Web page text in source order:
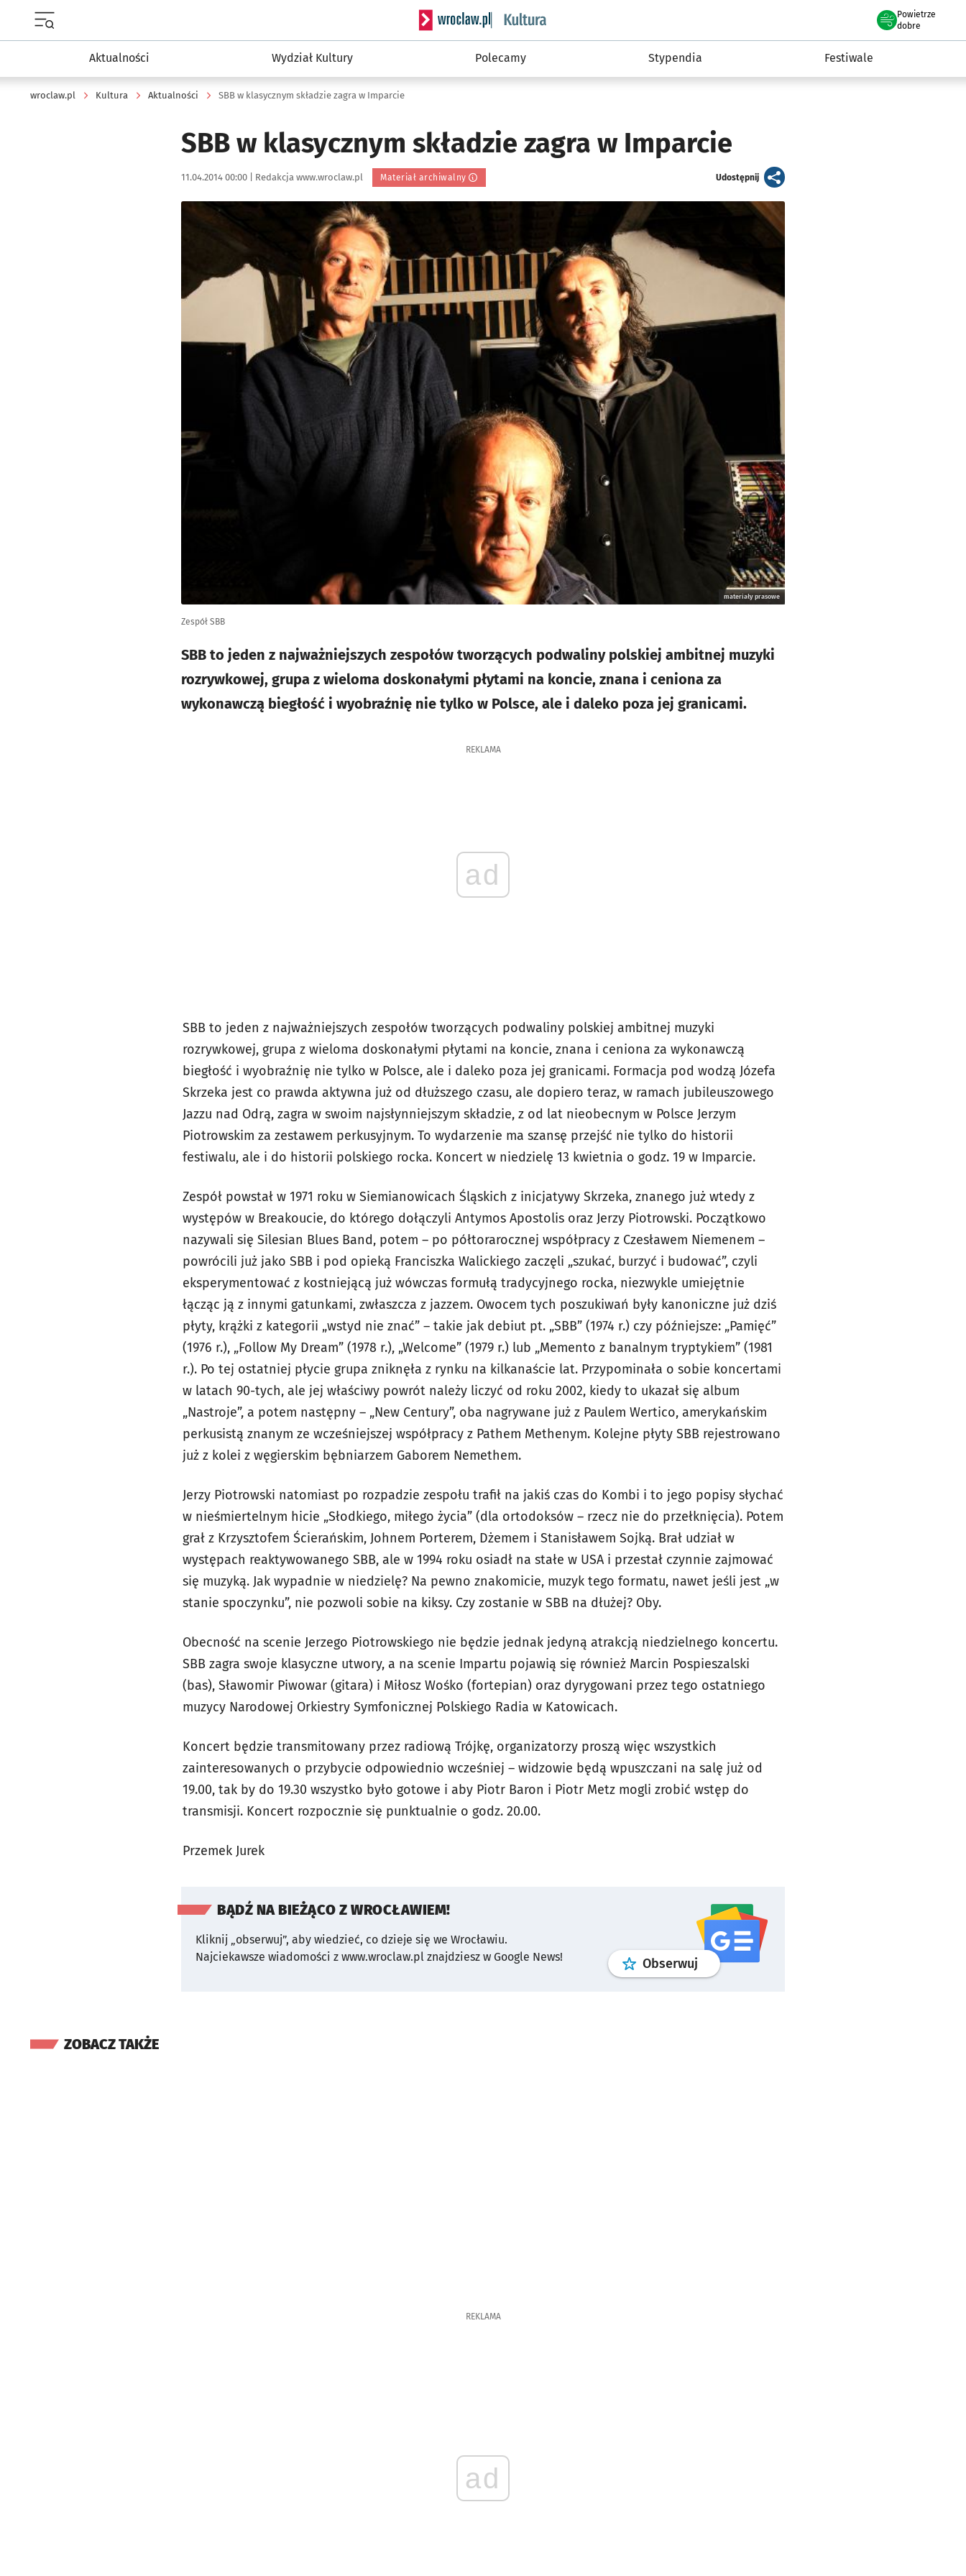
Serwis informacyjny wroclaw.pl podserwis: Kultura
Powietrze
we Wrocławiu
dobre
Aktualności Wydział Kultury Polecamy Stypendia Festiwale
wroclaw.pl Kultura Aktualności SBB w klasycznym składzie zagra w Imparcie
SBB w klasycznym składzie zagra w Imparcie
Data publikacji:
11.04.2014 00:00 | Autor:
Redakcja www.wroclaw.pl Materiał archiwalny Udostępnijartykuł
Kliknij, aby powiększyć
materiały prasowe
Zespół SBB
SBB to jeden z najważniejszych zespołów tworzących podwaliny polskiej ambitnej muzyki
rozrywkowej, grupa z wieloma doskonałymi płytami na koncie, znana i ceniona za
wykonawczą biegłość i wyobraźnię nie tylko w Polsce, ale i daleko poza jej granicami.
REKLAMA
ad
SBB to jeden z najważniejszych zespołów tworzących podwaliny polskiej ambitnej muzyki
rozrywkowej, grupa z wieloma doskonałymi płytami na koncie, znana i ceniona za wykonawczą
biegłość i wyobraźnię nie tylko w Polsce, ale i daleko poza jej granicami. Formacja pod wodzą Józefa
Skrzeka jest co prawda aktywna już od dłuższego czasu, ale dopiero teraz, w ramach jubileuszowego
Jazzu nad Odrą, zagra w swoim najsłynniejszym składzie, z od lat nieobecnym w Polsce Jerzym
Piotrowskim za zestawem perkusyjnym. To wydarzenie ma szansę przejść nie tylko do historii
festiwalu, ale i do historii polskiego rocka. Koncert w niedzielę 13 kwietnia o godz. 19 w Imparcie.
Zespół powstał w 1971 roku w Siemianowicach Śląskich z inicjatywy Skrzeka, znanego już wtedy z
występów w Breakoucie, do którego dołączyli Antymos Apostolis oraz Jerzy Piotrowski. Początkowo
nazywali się Silesian Blues Band, potem – po półtorarocznej współpracy z Czesławem Niemenem –
powrócili już jako SBB i pod opieką Franciszka Walickiego zaczęli „szukać, burzyć i budować”, czyli
eksperymentować z kostniejącą już wówczas formułą tradycyjnego rocka, niezwykle umiejętnie
łącząc ją z innymi gatunkami, zwłaszcza z jazzem. Owocem tych poszukiwań były kanoniczne już dziś
płyty, krążki z kategorii „wstyd nie znać” – takie jak debiut pt. „SBB” (1974 r.) czy późniejsze: „Pamięć”
(1976 r.), „Follow My Dream” (1978 r.), „Welcome” (1979 r.) lub „Memento z banalnym tryptykiem” (1981
r.). Po tej ostatniej płycie grupa zniknęła z rynku na kilkanaście lat. Przypominała o sobie koncertami
w latach 90-tych, ale jej właściwy powrót należy liczyć od roku 2002, kiedy to ukazał się album
„Nastroje”, a potem następny – „New Century”, oba nagrywane już z Paulem Wertico, amerykańskim
perkusistą znanym ze wcześniejszej współpracy z Pathem Methenym. Kolejne płyty SBB rejestrowano
już z kolei z węgierskim bębniarzem Gaborem Nemethem.
Jerzy Piotrowski natomiast po rozpadzie zespołu trafił na jakiś czas do Kombi i to jego popisy słychać
w nieśmiertelnym hicie „Słodkiego, miłego życia” (dla ortodoksów – rzecz nie do przełknięcia). Potem
grał z Krzysztofem Ścierańskim, Johnem Porterem, Dżemem i Stanisławem Sojką. Brał udział w
występach reaktywowanego SBB, ale w 1994 roku osiadł na stałe w USA i przestał czynnie zajmować
się muzyką. Jak wypadnie w niedzielę? Na pewno znakomicie, muzyk tego formatu, nawet jeśli jest „w
stanie spoczynku”, nie pozwoli sobie na kiksy. Czy zostanie w SBB na dłużej? Oby.
Obecność na scenie Jerzego Piotrowskiego nie będzie jednak jedyną atrakcją niedzielnego koncertu.
SBB zagra swoje klasyczne utwory, a na scenie Impartu pojawią się również Marcin Pospieszalski
(bas), Sławomir Piwowar (gitara) i Miłosz Wośko (fortepian) oraz dyrygowani przez tego ostatniego
muzycy Narodowej Orkiestry Symfonicznej Polskiego Radia w Katowicach.
Koncert będzie transmitowany przez radiową Trójkę, organizatorzy proszą więc wszystkich
zainteresowanych o przybycie odpowiednio wcześniej – widzowie będą wpuszczani na salę już od
19.00, tak by do 19.30 wszystko było gotowe i aby Piotr Baron i Piotr Metz mogli zrobić wstęp do
transmisji. Koncert rozpocznie się punktualnie o godz. 20.00.
Przemek Jurek
BĄDŹ NA BIEŻĄCO Z WROCŁAWIEM!
Kliknij „obserwuj”, aby wiedzieć, co dzieje się we Wrocławiu.
Najciekawsze wiadomości z www.wroclaw.pl znajdziesz w Google News!
Obserwuj profilgoogle news
ZOBACZ TAKŻE
REKLAMA
ad